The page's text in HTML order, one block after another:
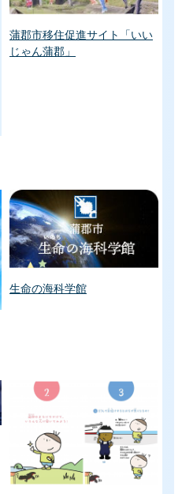
蒲郡市移住促進サイト「いい
じゃん蒲郡」
生命の海科学館